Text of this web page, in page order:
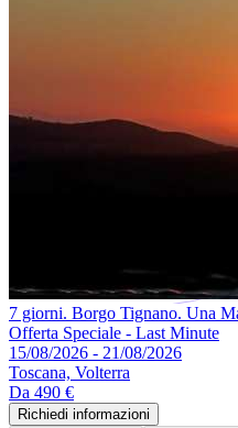
7 giorni. Borgo Tignano. Una
Offerta Speciale - Last Minute
15/08/2026 - 21/08/2026
Toscana, Volterra
Da 490 €
Richiedi informazioni